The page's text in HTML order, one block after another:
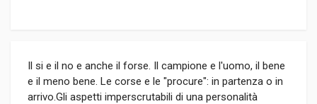
Il si e il no e anche il forse. Il campione e l'uomo, il bene
e il meno bene. Le corse e le "procure": in partenza o in
arrivo.Gli aspetti imperscrutabili di una personalità